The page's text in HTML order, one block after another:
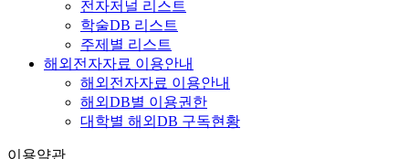
전자저널 리스트
학술DB 리스트
주제별 리스트
해외전자자료 이용안내
해외전자자료 이용안내
해외DB별 이용권한
대학별 해외DB 구독현황
이용약관